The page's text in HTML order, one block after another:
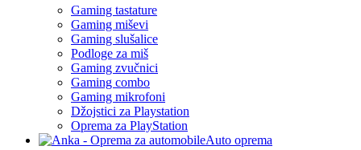
Gaming tastature
Gaming miševi
Gaming slušalice
Podloge za miš
Gaming zvučnici
Gaming combo
Gaming mikrofoni
Džojstici za Playstation
Oprema za PlayStation
Auto oprema